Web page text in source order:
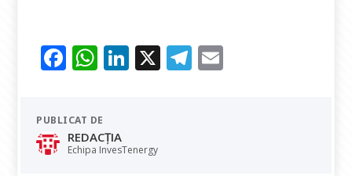
F
e
b
o
W
at
s
A
Li
dI
X T
PUBLICAT DE
REDACȚIA
Echipa InvesTenergy